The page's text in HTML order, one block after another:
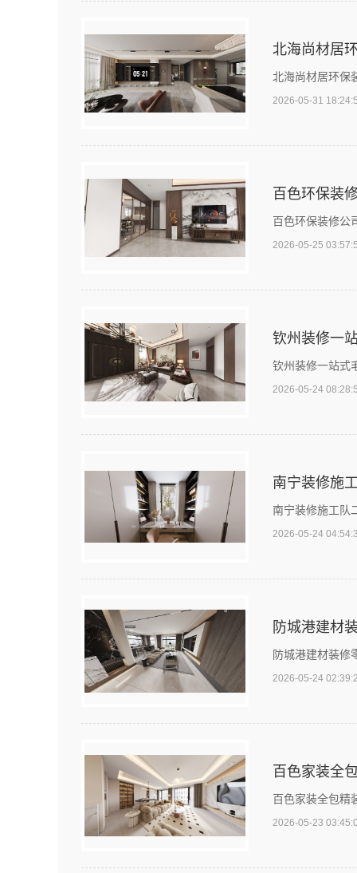
北海尚材居
北海尚材居环保
2026-05-31
百色环保装
百色环保装修公
2026-05-25
钦州装修一
钦州装修一站式
2026-05-24
南宁装修施
南宁装修施工队
2026-05-24
防城港建材
防城港建材装修
2026-05-24
百色家装全
百色家装全包精
2026-05-23